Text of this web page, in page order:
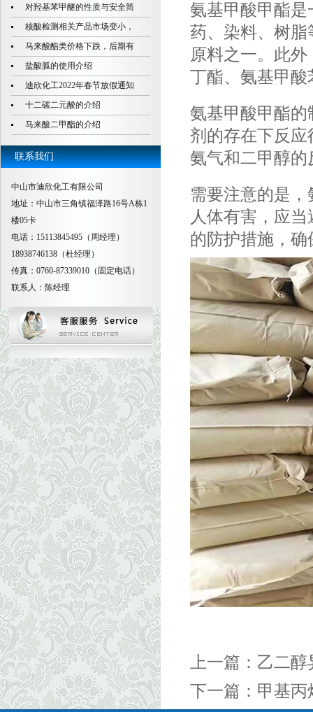
对羟基苯甲醚的性质与安全简
核酸检测相关产品市场变小，
马来酸酯类价格下跌，后期有
盐酸胍的使用介绍
迪欣化工2022年春节放假通知
十二碳二元酸的介绍
马来酸二甲酯的介绍
联系我们
中山市迪欣化工有限公司
地址：中山市三角镇福泽路16号A栋1
楼05卡
电话：15113845495（周经理）
18938746138（杜经理）
传真：0760-87339010（固定电话）
联系人：陈经理
氨基甲酸甲酯
药、染料、树
原料之一。此
丁酯、氨基甲
氨基甲酸甲酯
剂的存在下反
氨气和二甲醇
需要注意的是
人体有害，应
的防护措施，
上一篇： 乙二醇
下一篇： 甲基丙